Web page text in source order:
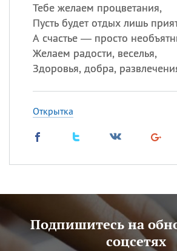
Тебе желаем процветания,
Пусть будет отдых лишь
А счастье — просто
Желаем радости, веселья,
Здоровья, добра,
Открытка
Подпишитесь на
соцсетях